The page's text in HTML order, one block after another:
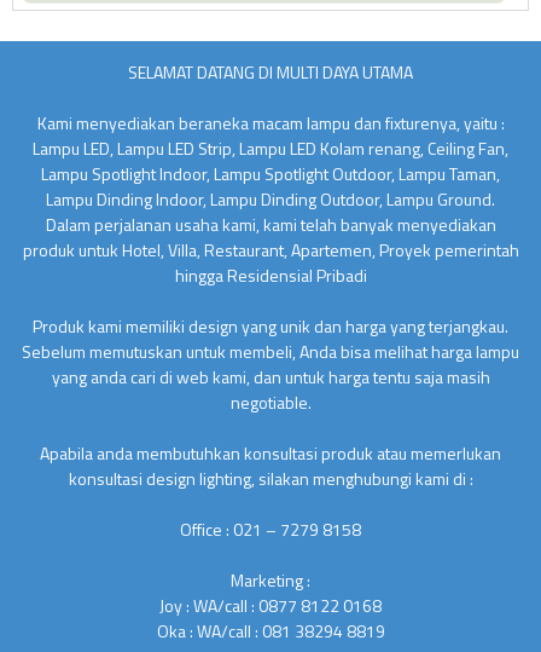
SELAMAT DATANG DI MULTI DAYA UTAMA
Kami menyediakan beraneka macam lampu dan fixturenya, yaitu :
Lampu LED, Lampu LED Strip, Lampu LED Kolam renang, Ceiling Fan,
Lampu Spotlight Indoor, Lampu Spotlight Outdoor, Lampu Taman,
Lampu Dinding Indoor, Lampu Dinding Outdoor, Lampu Ground.
Dalam perjalanan usaha kami, kami telah banyak menyediakan
produk untuk Hotel, Villa, Restaurant, Apartemen, Proyek pemerintah
hingga Residensial Pribadi
Produk kami memiliki design yang unik dan harga yang terjangkau.
Sebelum memutuskan untuk membeli, Anda bisa melihat harga lampu
yang anda cari di web kami, dan untuk harga tentu saja masih
negotiable.
Apabila anda membutuhkan konsultasi produk atau memerlukan
konsultasi design lighting, silakan menghubungi kami di :
Office : 021 – 7279 8158
Marketing :
Joy : WA/call : 0877 8122 0168
Oka : WA/call : 081 38294 8819